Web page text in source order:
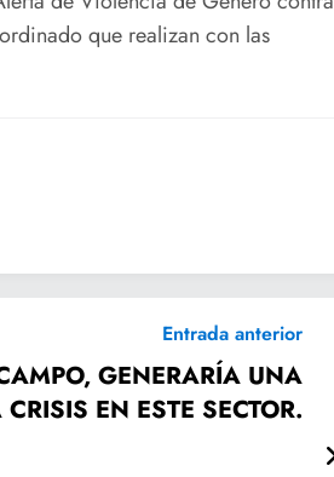
que realizan con las
Entrada anterior
GENERARÍA UNA
EN ESTE SECTOR.